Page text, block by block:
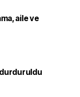
aile ve
durduruldu